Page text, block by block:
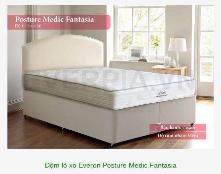
Đệm lò xo Everon Posture Medic Fantasia